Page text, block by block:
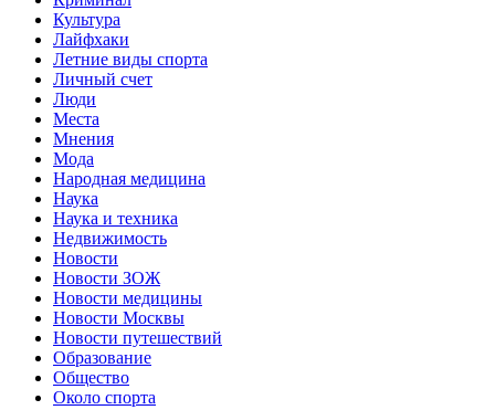
Культура
Лайфхаки
Летние виды спорта
Личный счет
Люди
Места
Мнения
Мода
Народная медицина
Наука
Наука и техника
Недвижимость
Новости
Новости ЗОЖ
Новости медицины
Новости Москвы
Новости путешествий
Образование
Общество
Около спорта